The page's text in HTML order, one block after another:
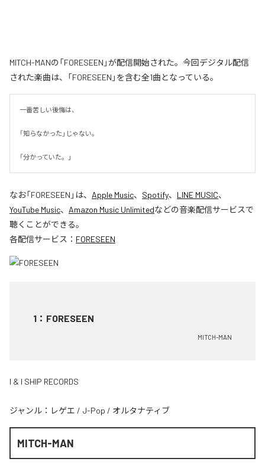
MITCH-MANの「FORESEEN」が配信開始された。今回デジタル配信
された楽曲は、「FORESEEN」を含む全1曲となっている。
一番苦しい後悔は、
「知らなかった」じゃない。
「分かっていた。」
なお「FORESEEN 」は、 Apple Music、 Spotify、 LINE MUSIC、
YouTube Music、 Amazon Music Unlimitedなどの音楽配信サービスで
聴くことができる。
各配信サービス： FORESEEN
1 ： FORESEEN
MITCH-MAN
I & I SHIP RECORDS
ジャンル： レゲエ / J-Pop / オルタナティブ
MITCH-MAN